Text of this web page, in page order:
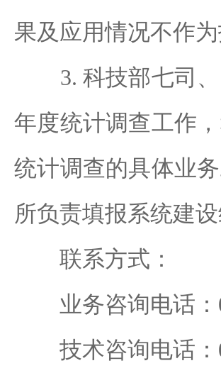
果及应用情况不作
3. 科技部七司、
年度统计调查工作
统计调查的具体业
所负责填报系统建
联系方式：
业务咨询电话：
技术咨询电话：